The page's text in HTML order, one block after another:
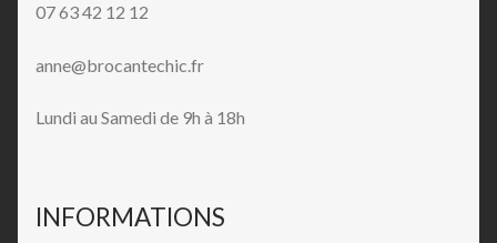
07 63 42 12 12
anne@brocantechic.fr
Lundi au Samedi de 9h à 18h
INFORMATIONS